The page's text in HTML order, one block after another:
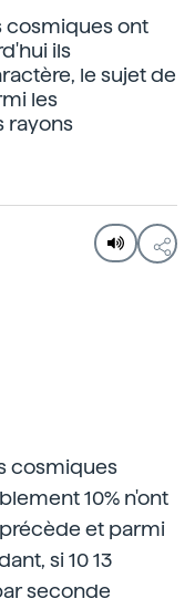
cosmiques ont
ils
le sujet de
les
rayons
cosmiques
10% n'ont
et parmi
si 10 13
seconde